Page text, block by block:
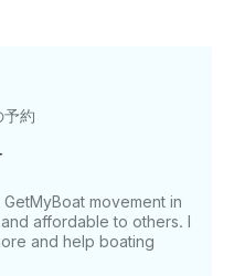
予約
movement in
affordable to others. I
and help boating